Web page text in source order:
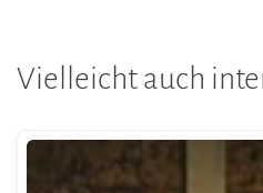
Vielleicht auch